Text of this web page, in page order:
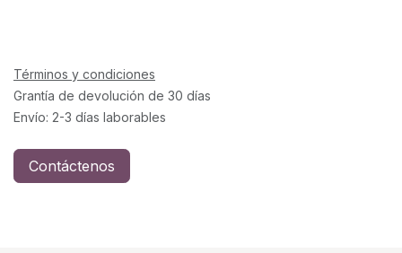
Términos y condiciones
Grantía de devolución de 30 días
Envío: 2-3 días laborables
Contáctenos